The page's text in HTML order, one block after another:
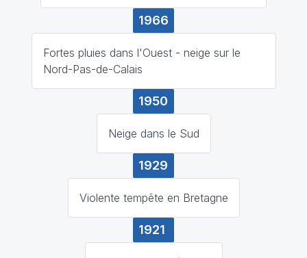
1966
Fortes pluies dans l'Ouest - neige sur le
Nord-Pas-de-Calais
1950
Neige dans le Sud
1929
Violente tempête en Bretagne
1921